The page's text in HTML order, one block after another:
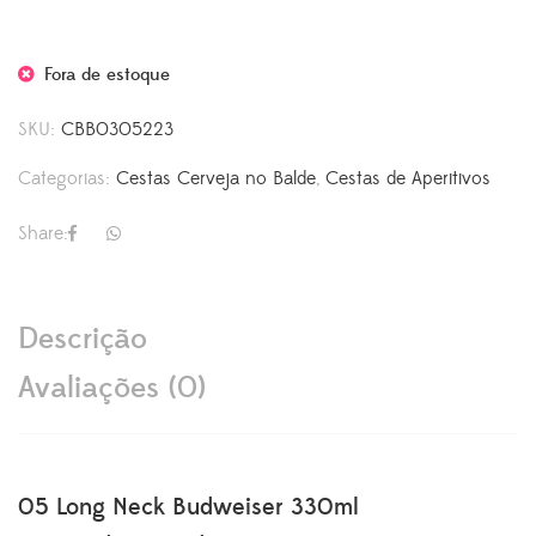
Fora de estoque
SKU: CBB0305223
Categorias: Cestas Cerveja no Balde, Cestas de Aperitivos
Share:
Descrição
Avaliações (0)
05 Long Neck Budweiser 330ml